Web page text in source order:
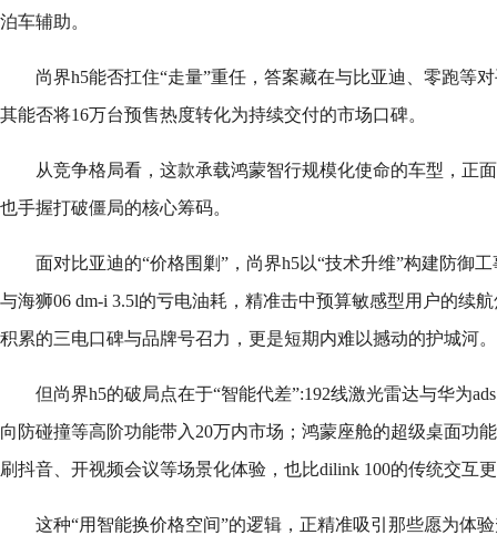
泊车辅助。
尚界h5能否扛住“走量”重任，答案藏在与比亚迪、零跑等
其能否将16万台预售热度转化为持续交付的市场口碑。
从竞争格局看，这款承载鸿蒙智行规模化使命的车型，正
也手握打破僵局的核心筹码。
面对比亚迪的“价格围剿”，尚界h5以“技术升维”构建防御
与海狮06 dm-i 3.5l的亏电油耗，精准击中预算敏感型用户的续
积累的三电口碑与品牌号召力，更是短期内难以撼动的护城河。
但尚界h5的破局点在于“智能代差”:192线激光雷达与华为
向防碰撞等高阶功能带入20万内市场；鸿蒙座舱的超级桌面功
刷抖音、开视频会议等场景化体验，也比dilink 100的传统交互
这种“用智能换价格空间”的逻辑，正精准吸引那些愿为